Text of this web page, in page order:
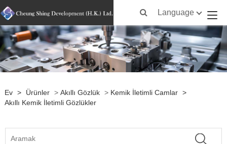
Language
Ev > Ürünler > Akıllı Gözlük > Kemik İletimli Camlar >
Akıllı Kemik İletimli Gözlükler